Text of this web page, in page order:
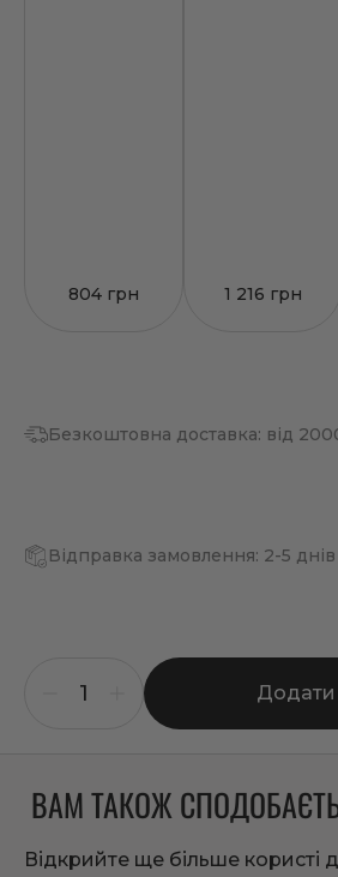
804 грн 1 216 грн
Безкоштовна доставка: від
Відправка замовлення: 2-5 днів
ВАМ ТАКОЖ
Відкрийте ще більше користі